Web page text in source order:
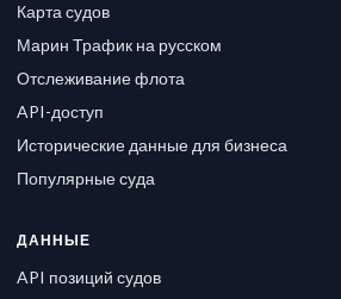
Карта судов
Марин Трафик на русском
Отслеживание флота
API-доступ
Исторические данные для бизнеса
Популярные суда
ДАННЫЕ
API позиций судов